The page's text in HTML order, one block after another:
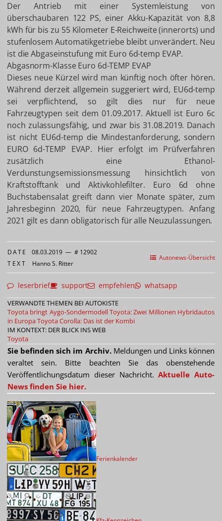
Der Antrieb mit einer Systemleistung von
überschaubaren 122 PS, einer Akku-Kapazität von 8,8
kWh für bis zu 55 Kilometer E-Reichweite (innerorts) und
stufenlosem Automatikgetriebe bleibt unverändert. Neu
ist die Abgaseinstufung mit Euro 6d-temp EVAP.
Abgasnorm-Klasse Euro 6d-TEMP EVAP
Dieses neue Kürzel wird man künftig noch öfter hören.
Während derzeit allgemein suggeriert wird, EU6d-temp
sei verpflichtend, so gilt dies nur für neue
Fahrzeugtypen seit dem 01.09.2017. Aktuell ist Euro 6c
noch zulassungsfähig, und zwar bis 31.08.2019. Danach
ist nicht EU6d-temp die Mindestanforderung, sondern
EURO 6d-TEMP EVAP. Hier erfolgt im Prüfverfahren
zusätzlich eine Ethanol-
Verdunstungsemissionsmessung hinsichtlich von
Kraftstofftank und Aktivkohlefilter. Euro 6d ohne
Buchstabensalat greift dann vier Monate später, zum
Jahresbeginn 2020, für neue Fahrzeugtypen. Anfang
2021 gilt es dann obligatorisch für alle Neuzulassungen.
Autonews-Übersicht
DATE 08.03.2019 — # 12902
TEXT Hanno S. Ritter
leserbrief support empfehlen whatsapp
VERWANDTE THEMEN BEI AUTOKISTE
Toyota bringt Aygo-SondermodellToyota: Zwei Millionen Hybridautos
in EuropaToyota Corolla: Das ist der Kombi
IM KONTEXT: DER BLICK INS WEB
Toyota
Sie befinden sich im Archiv.Meldungen und Links können
veraltet sein. Bitte beachten Sie das obenstehende
Veröffentlichungsdatum dieser Nachricht.Aktuelle Auto-
News finden Sie hier.
Ferienkalender